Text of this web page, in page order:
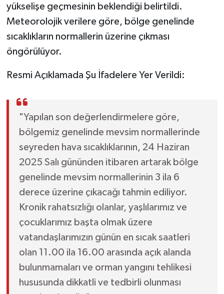
yükselişe geçmesinin beklendiği belirtildi.
Meteorolojik verilere göre, bölge genelinde
sıcaklıkların normallerin üzerine çıkması
öngörülüyor.
Resmi Açıklamada Şu İfadelere Yer Verildi:
"Yapılan son değerlendirmelere göre,
bölgemiz genelinde mevsim normallerinde
seyreden hava sıcaklıklarının, 24 Haziran
2025 Salı gününden itibaren artarak bölge
genelinde mevsim normallerinin 3 ila 6
derece üzerine çıkacağı tahmin ediliyor.
Kronik rahatsızlığı olanlar, yaşlılarımız ve
çocuklarımız başta olmak üzere
vatandaşlarımızın günün en sıcak saatleri
olan 11.00 ila 16.00 arasında açık alanda
bulunmamaları ve orman yangını tehlikesi
hususunda dikkatli ve tedbirli olunması
Ulusal Haberler
Siyaset Haberleri
Yerel Haberler
Haber Arşivi